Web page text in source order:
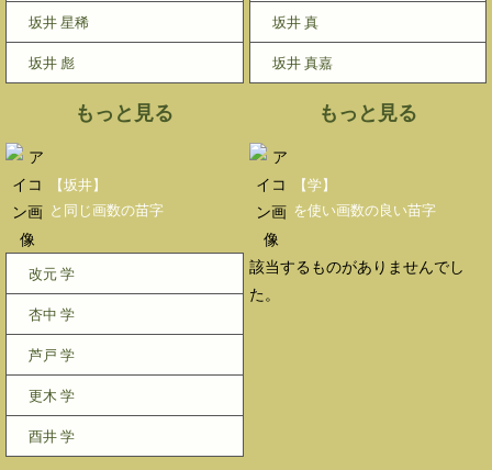
坂井 星稀
坂井 彪
もっと見る
坂井 真
坂井 真嘉
もっと見る
【坂井】
と同じ画数の苗字
改元 学
杏中 学
芦戸 学
更木 学
酉井 学
【学】
を使い画数の良い苗字
該当するものがありませんでし
た。